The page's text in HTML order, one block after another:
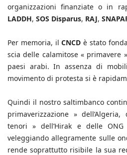
organizzazioni finanziate o in
LADDH, SOS Disparus, RAJ,
Per memoria, ilCNCD è stato
scia delle calamitose « primavere
paesi arabi. In assenza di
movimento di protesta si è
Quindi il nostro saltimbanco
primaverizzazione »
tenori » dell’Hirak e delle
veleggiando allegramente sulle
rende soprattutto risibile la sua